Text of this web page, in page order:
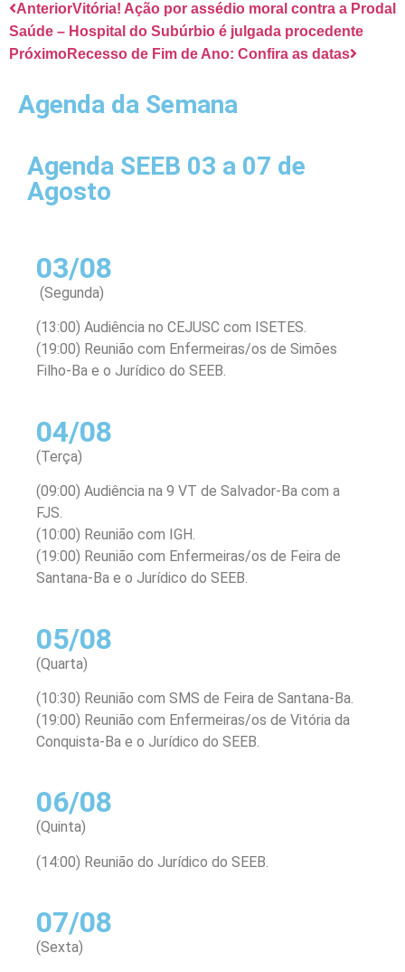
AnteriorVitória! Ação por assédio moral contra a Prodal
Saúde – Hospital do Subúrbio é julgada procedente
PróximoRecesso de Fim de Ano: Confira as datas
Agenda da Semana
Agenda SEEB 03 a 07 de
Agosto
03/08
(Segunda)
(13:00) Audiência no CEJUSC com ISETES.
(19:00) Reunião com Enfermeiras/os de Simões
Filho-Ba e o Jurídico do SEEB.
04/08
(Terça)
(09:00) Audiência na 9 VT de Salvador-Ba com a
FJS.
(10:00) Reunião com IGH.
(19:00) Reunião com Enfermeiras/os de Feira de
Santana-Ba e o Jurídico do SEEB.
05/08
(Quarta)
(10:30) Reunião com SMS de Feira de Santana-Ba.
(19:00) Reunião com Enfermeiras/os de Vitória da
Conquista-Ba e o Jurídico do SEEB.
06/08
(Quinta)
(14:00) Reunião do Jurídico do SEEB.
07/08
(Sexta)